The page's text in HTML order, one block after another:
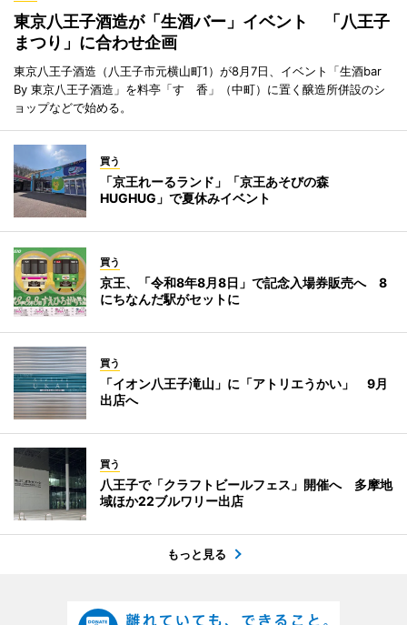
東京八王子酒造が「生酒バー」イベント 「八王子
まつり」に合わせ企画
東京八王子酒造（八王子市元横山町1）が8月7日、イベント「生酒bar
By 東京八王子酒造」を料亭「すゞ香」（中町）に置く醸造所併設のシ
ョップなどで始める。
買う
「京王れーるランド」「京王あそびの森
HUGHUG」で夏休みイベント
買う
京王、「令和8年8月8日」で記念入場券販売へ 8
にちなんだ駅がセットに
買う
「イオン八王子滝山」に「アトリエうかい」 9月
出店へ
買う
八王子で「クラフトビールフェス」開催へ 多摩地
域ほか22ブルワリー出店
もっと見る